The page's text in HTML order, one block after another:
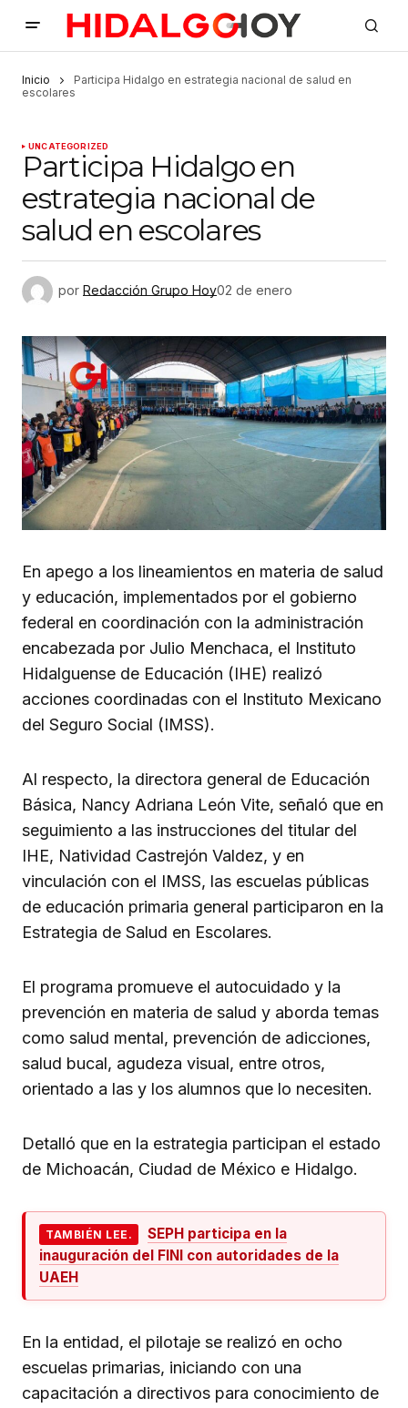
Inicio
Participa Hidalgo en estrategia nacional de salud en
escolares
UNCATEGORIZED
Participa Hidalgo en
estrategia nacional de
salud en escolares
por Redacción Grupo Hoy02 de enero
En apego a los lineamientos en materia de salud
y educación, implementados por el gobierno
federal en coordinación con la administración
encabezada por Julio Menchaca, el Instituto
Hidalguense de Educación (IHE) realizó
acciones coordinadas con el Instituto Mexicano
del Seguro Social (IMSS).
Al respecto, la directora general de Educación
Básica, Nancy Adriana León Vite, señaló que en
seguimiento a las instrucciones del titular del
IHE, Natividad Castrejón Valdez, y en
vinculación con el IMSS, las escuelas públicas
de educación primaria general participaron en la
Estrategia de Salud en Escolares.
El programa promueve el autocuidado y la
prevención en materia de salud y aborda temas
como salud mental, prevención de adicciones,
salud bucal, agudeza visual, entre otros,
orientado a las y los alumnos que lo necesiten.
Detalló que en la estrategia participan el estado
de Michoacán, Ciudad de México e Hidalgo.
TAMBIÉN LEE.
SEPH participa en la
inauguración del FINI con autoridades de la
UAEH
En la entidad, el pilotaje se realizó en ocho
escuelas primarias, iniciando con una
capacitación a directivos para conocimiento de